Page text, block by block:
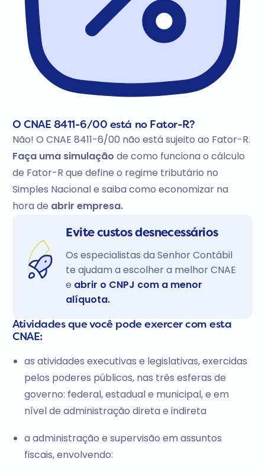
O CNAE 8411-6/00 está no Fator-R?
Não! O CNAE 8411-6/00 não está sujeito ao Fator-R.
Faça uma simulação de como funciona o cálculo
de Fator-R que define o regime tributário no
Simples Nacional e saiba como economizar na
hora de abrir empresa.
Evite custos desnecessários
Os especialistas da Senhor Contábil
te ajudam a escolher a melhor CNAE
e abrir o CNPJ com a menor
alíquota.
Atividades que você pode exercer com esta
CNAE:
as atividades executivas e legislativas, exercidas
pelos poderes públicos, nas três esferas de
governo: federal, estadual e municipal, e em
nível de administração direta e indireta
a administração e supervisão em assuntos
fiscais, envolvendo: